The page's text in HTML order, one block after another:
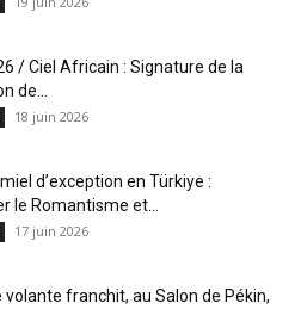
/ Ciel Africain : Signature de la
de...
18 juin 2026
d’exception en Türkiye :
le Romantisme et...
17 juin 2026
volante franchit, au Salon de Pékin,